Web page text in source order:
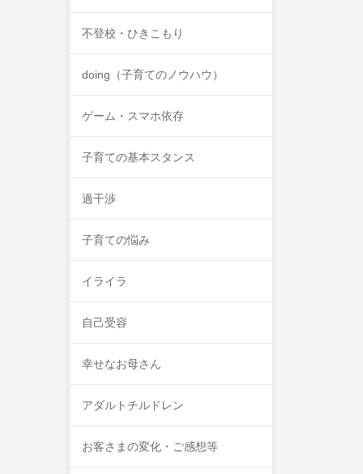
不登校・ひきこもり
doing（子育てのノウハウ）
ゲーム・スマホ依存
子育ての基本スタンス
過干渉
子育ての悩み
イライラ
自己受容
幸せなお母さん
アダルトチルドレン
お客さまの変化・ご感想等